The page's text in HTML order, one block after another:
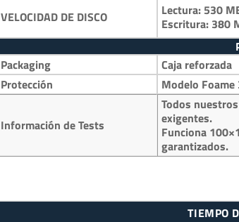
VELOCIDAD DE DISCO
Lectura: 530
Escritura: 380
Packaging
Caja reforzada
Protección
Modelo
Información de Tests
Todos
exigentes.
Funciona
garantizados.
TIEMPO